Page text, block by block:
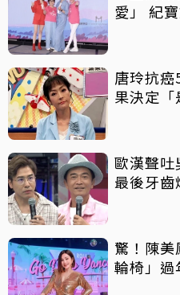
愛」
唐玲抗
果決定「
歐漢聲吐
最後牙齒
驚！陳
輪椅」過